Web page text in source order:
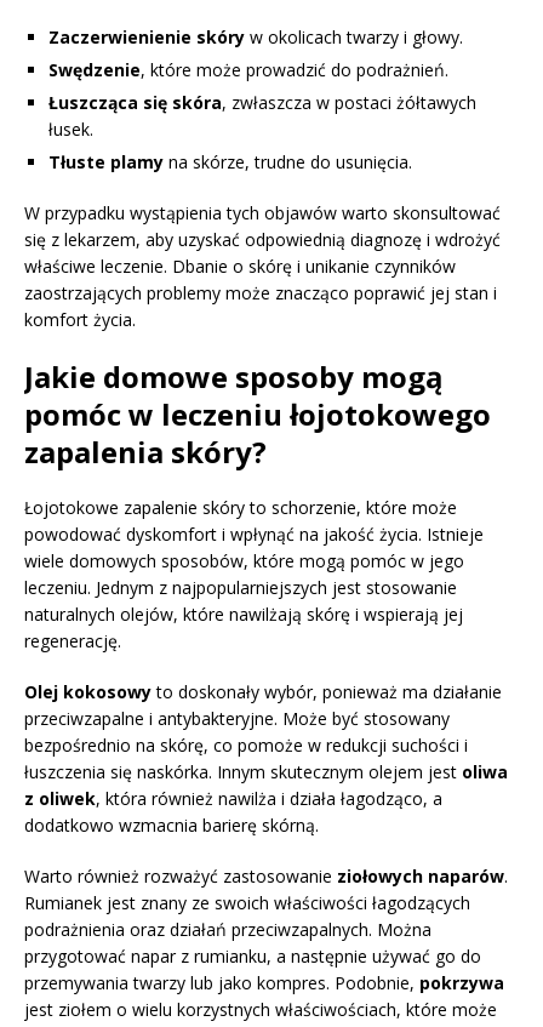
Zaczerwienienie skóry w okolicach twarzy i głowy.
Swędzenie, które może prowadzić do podrażnień.
Łuszcząca się skóra, zwłaszcza w postaci żółtawych
łusek.
Tłuste plamy na skórze, trudne do usunięcia.
W przypadku wystąpienia tych objawów warto skonsultować
się z lekarzem, aby uzyskać odpowiednią diagnozę i wdrożyć
właściwe leczenie. Dbanie o skórę i unikanie czynników
zaostrzających problemy może znacząco poprawić jej stan i
komfort życia.
Jakie domowe sposoby mogą
pomóc w leczeniu łojotokowego
zapalenia skóry?
Łojotokowe zapalenie skóry to schorzenie, które może
powodować dyskomfort i wpłynąć na jakość życia. Istnieje
wiele domowych sposobów, które mogą pomóc w jego
leczeniu. Jednym z najpopularniejszych jest stosowanie
naturalnych olejów, które nawilżają skórę i wspierają jej
regenerację.
Olej kokosowyto doskonały wybór, ponieważ ma działanie
przeciwzapalne i antybakteryjne. Może być stosowany
bezpośrednio na skórę, co pomoże w redukcji suchości i
łuszczenia się naskórka. Innym skutecznym olejem jest oliwa
z oliwek, która również nawilża i działa łagodząco, a
dodatkowo wzmacnia barierę skórną.
Warto również rozważyć zastosowanie ziołowych naparów.
Rumianek jest znany ze swoich właściwości łagodzących
podrażnienia oraz działań przeciwzapalnych. Można
przygotować napar z rumianku, a następnie używać go do
przemywania twarzy lub jako kompres. Podobnie, pokrzywa
jest ziołem o wielu korzystnych właściwościach, które może